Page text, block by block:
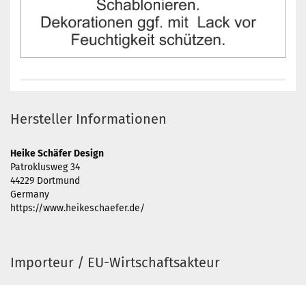
Hersteller Informationen
Heike Schäfer Design
Patroklusweg 34
44229 Dortmund
Germany
https://www.heikeschaefer.de/
Importeur / EU-Wirtschaftsakteur